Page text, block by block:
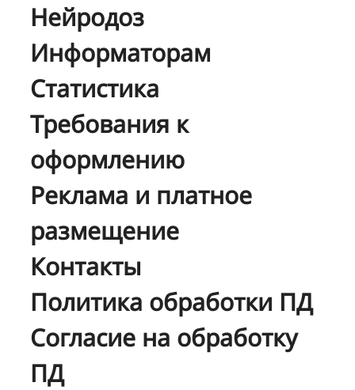
Нейродоз
Информаторам
Статистика
Требования к
оформлению
Реклама и платное
размещение
Контакты
Политика обработки ПД
Согласие на обработку
ПД